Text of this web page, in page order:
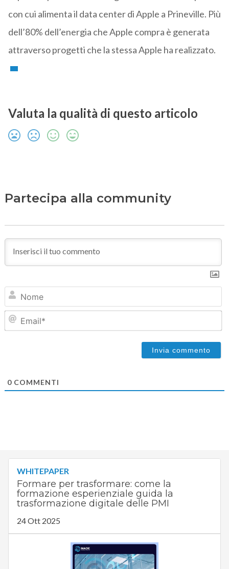
con cui alimenta il data center di Apple a Prineville. Più
dell’80% dell’energia che Apple compra è generata
attraverso progetti che la stessa Apple ha realizzato.
Valuta la qualità di questo articolo
Partecipa alla community
0COMMENTI
WHITEPAPER
Formare per trasformare: come la
formazione esperienziale guida la
trasformazione digitale delle PMI
24 Ott 2025